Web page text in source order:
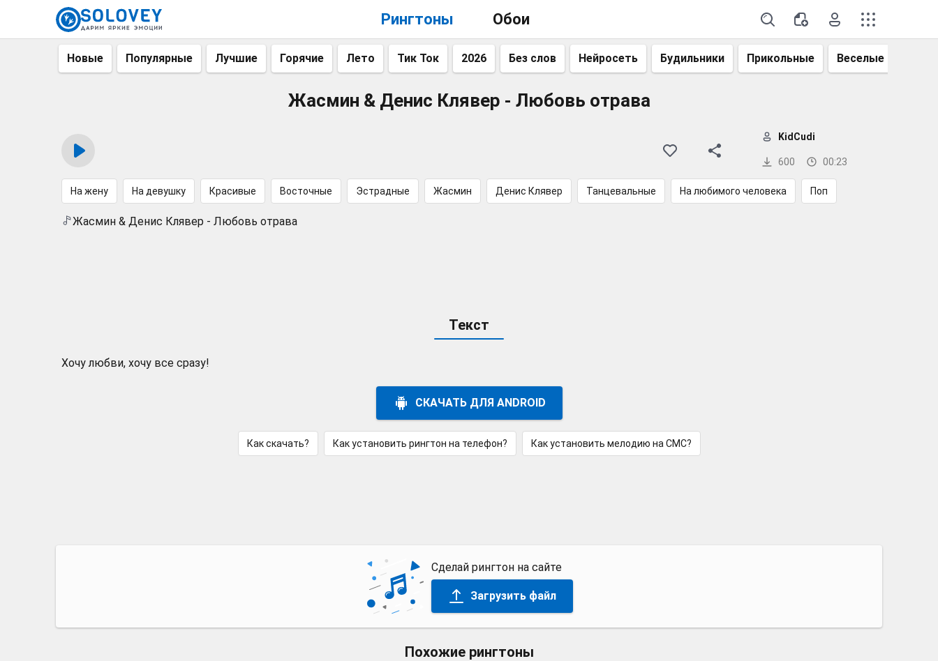
Рингтоны Обои
Новые Популярные Лучшие Горячие Лето Тик Ток 2026 Без слов Нейросеть Будильники Прикольные Веселые
Жасмин & Денис Клявер - Любовь отрава
600 00:23
KidCudi
На жену На девушку Красивые Восточные Эстрадные Жасмин Денис Клявер Танцевальные На любимого человека Поп
Жасмин & Денис Клявер - Любовь отрава
Текст
Хочу любви, хочу все сразу!
СКАЧАТЬ ДЛЯ ANDROID
Как скачать? Как установить рингтон на телефон? Как установить мелодию на СМС?
Сделай рингтон на сайте
Загрузить файл
Похожие рингтоны